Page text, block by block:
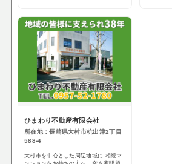
ひまわり不動産有限会社
所在地：長崎県大村市杭出津2丁目
588-4
大村市を中心とした周辺地域に 相続マ